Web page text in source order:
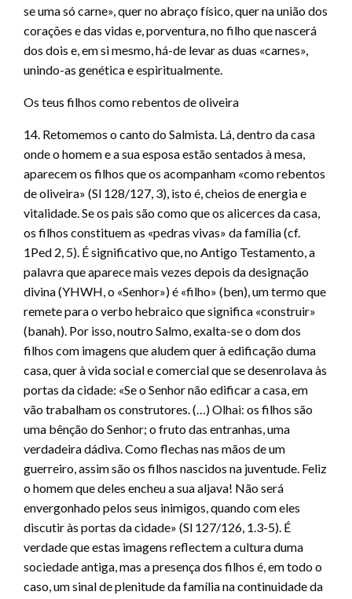
se uma só carne», quer no abraço físico, quer na união dos
corações e das vidas e, porventura, no filho que nascerá
dos dois e, em si mesmo, há-de levar as duas «carnes»,
unindo-as genética e espiritualmente.
Os teus filhos como rebentos de oliveira
14. Retomemos o canto do Salmista. Lá, dentro da casa
onde o homem e a sua esposa estão sentados à mesa,
aparecem os filhos que os acompanham «como rebentos
de oliveira» (Sl 128/127, 3), isto é, cheios de energia e
vitalidade. Se os pais são como que os alicerces da casa,
os filhos constituem as «pedras vivas» da família (cf.
1Ped 2, 5). É significativo que, no Antigo Testamento, a
palavra que aparece mais vezes depois da designação
divina (YHWH, o «Senhor») é «filho» (ben), um termo que
remete para o verbo hebraico que significa «construir»
(banah). Por isso, noutro Salmo, exalta-se o dom dos
filhos com imagens que aludem quer à edificação duma
casa, quer à vida social e comercial que se desenrolava às
portas da cidade: «Se o Senhor não edificar a casa, em
vão trabalham os construtores. (…) Olhai: os filhos são
uma bênção do Senhor; o fruto das entranhas, uma
verdadeira dádiva. Como flechas nas mãos de um
guerreiro, assim são os filhos nascidos na juventude. Feliz
o homem que deles encheu a sua aljava! Não será
envergonhado pelos seus inimigos, quando com eles
discutir às portas da cidade» (Sl 127/126, 1.3-5). É
verdade que estas imagens reflectem a cultura duma
sociedade antiga, mas a presença dos filhos é, em todo o
caso, um sinal de plenitude da família na continuidade da